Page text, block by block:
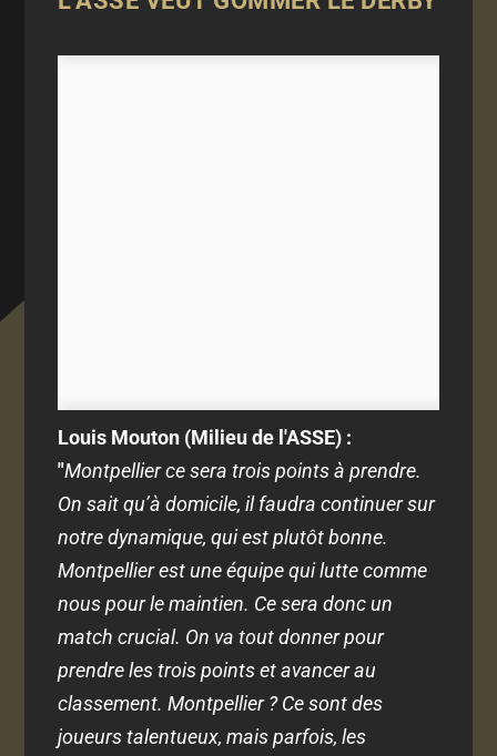
Louis Mouton (Milieu de l'ASSE) :
"Montpellier ce sera trois points à prendre.
On sait qu’à domicile, il faudra continuer sur
notre dynamique, qui est plutôt bonne.
Montpellier est une équipe qui lutte comme
nous pour le maintien. Ce sera donc un
match crucial. On va tout donner pour
prendre les trois points et avancer au
classement. Montpellier ? Ce sont des
joueurs talentueux, mais parfois, les